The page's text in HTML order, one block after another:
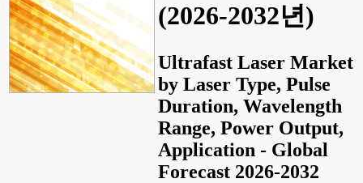
(2026-2032년)
Ultrafast Laser Market
by Laser Type, Pulse
Duration, Wavelength
Range, Power Output,
Application - Global
Forecast 2026-2032